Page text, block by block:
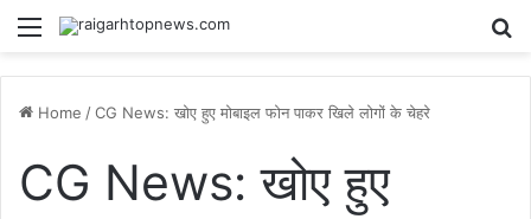
Menu
Home /CG News: खोए हुए मोबाइल फोन पाकर खिले लोगों के चेहरे
CG News: खोए हुए